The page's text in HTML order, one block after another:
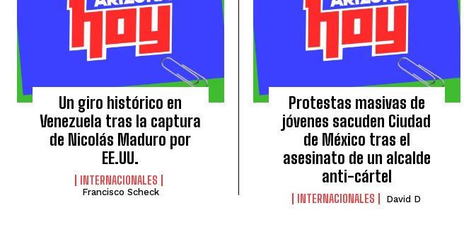
Un giro histórico en
Venezuela tras la captura
de Nicolás Maduro por
EE.UU.
INTERNACIONALES
Francisco Scheck
Protestas masivas de
jóvenes sacuden Ciudad
de México tras el
asesinato de un alcalde
anti-cártel
INTERNACIONALES David D